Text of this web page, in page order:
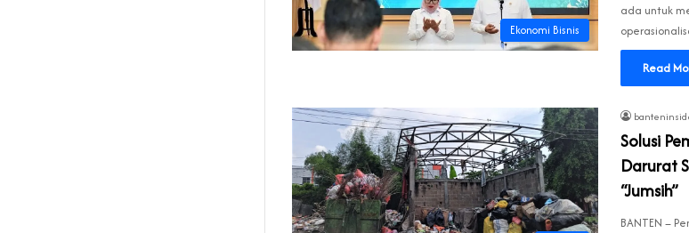
Ekonomi Bisnis
ada untuk
Read
Solusi
Darurat
“Jumsih”
BANTEN –